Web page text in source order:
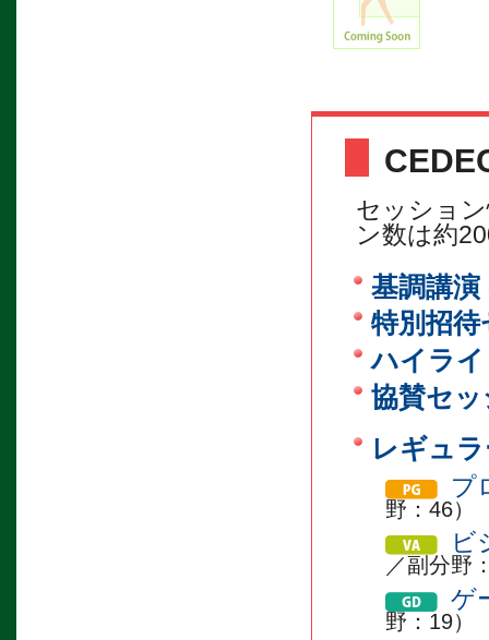
セッショ
ン数は約
基調講演
特別招
ハイラ
協賛セ
レギュ
プ
野：46）
ビ
／副分野
ゲ
野：19）